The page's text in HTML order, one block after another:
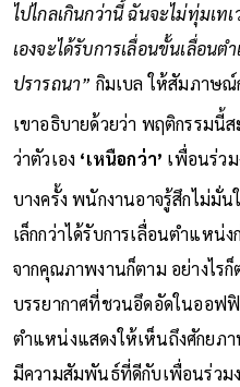
ไปไกลเกินกว่านี้ ฉันจะไม่ทุ่มเท
เองจะได้รับการเลื่อนขั้นเลื่อน
ปรารถนา” กิมเบล ให้สัมภาษณ์
เขาอธิบายด้วยว่า พฤติกรรมนี้
ว่าตัวเอง ‘เหนือกว่า’ เพื่อนร่ว
บางครั้ง พนักงานอาจรู้สึกไม่มั่
เล็กกว่าได้รับการเลื่อนตำแหน่
จากคุณภาพงานก็ตาม อย่างไรก็
บรรยากาศที่ชวนอึดอัดในออฟฟิ
ตำแหน่งแสดงให้เห็นถึงศักยภ
มีความสัมพันธ์ที่ดีกับเพื่อนร่วม